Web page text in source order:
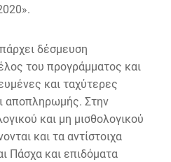
δέσμευση
του προγράμματος και
και ταχύτερες
αποπληρωμής. Στην
και μη μισθολογικού
και τα αντίστοιχα
Πάσχα και επιδόματα